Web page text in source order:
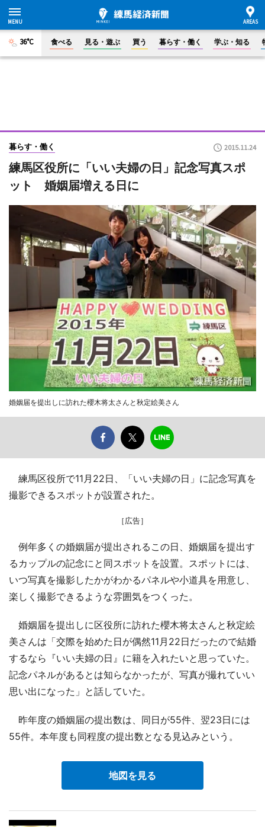
36°C 食べる 見る・遊ぶ 買う 暮らす・働く 学ぶ・知る
暮らす・働く 2015.11.24
練馬区役所に「いい夫婦の日」記念写真スポ
ット 婚姻届増える日に
婚姻届を提出しに訪れた櫻木将太さんと秋定絵美さん
練馬区役所で11月22日、「いい夫婦の日」に記念写真を
撮影できるスポットが設置された。
［広告］
例年多くの婚姻届が提出されるこの日、婚姻届を提出す
るカップルの記念にと同スポットを設置。スポットには、
いつ写真を撮影したかがわかるパネルや小道具を用意し、
楽しく撮影できるような雰囲気をつくった。
婚姻届を提出しに区役所に訪れた櫻木将太さんと秋定絵
美さんは「交際を始めた日が偶然11月22日だったので結婚
するなら『いい夫婦の日』に籍を入れたいと思っていた。
記念パネルがあるとは知らなかったが、写真が撮れていい
思い出になった」と話していた。
昨年度の婚姻届の提出数は、同日が55件、翌23日には
55件。本年度も同程度の提出数となる見込みという。
地図を見る